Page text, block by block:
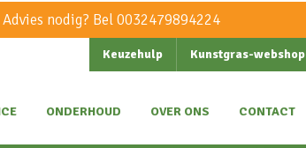
nodig? Bel0032479894224
Keuzehulp Kunstgras-webshop
ONDERHOUD OVER ONS CONTACT